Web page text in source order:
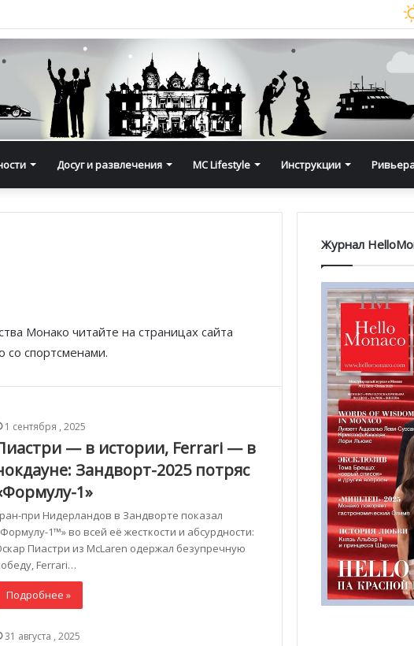
Досуг и развлечения MC Lifestyle Инструкции
Монако читайте на страницах сайта
со спортсменами.
1 сентября , 2025
— в истории, Ferrari — в
Зандворт-2025 потряс
1»
при Нидерландов в Зандворте показал
1™» во всей её жесткости и абсурдности:
Пиастри из McLaren одержал безупречную
Ferrari…
Подробнее »
31 августа , 2025
Журнал